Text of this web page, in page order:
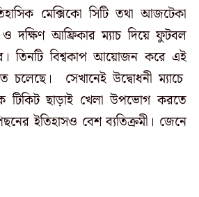
মেক্সিকো সিটি তথা আজটেকা
ও দক্ষিণ আফ্রিকার ম্যাচ দিয়ে ফুটবল
তিনটি বিশ্বকাপ আয়োজন করে এই
চলেছে। সেখানেই উদ্বোধনী ম্যাচে
টিকিট ছাড়াই খেলা উপভোগ করতে
ইতিহাসও বেশ ব্যতিক্রমী। জেনে